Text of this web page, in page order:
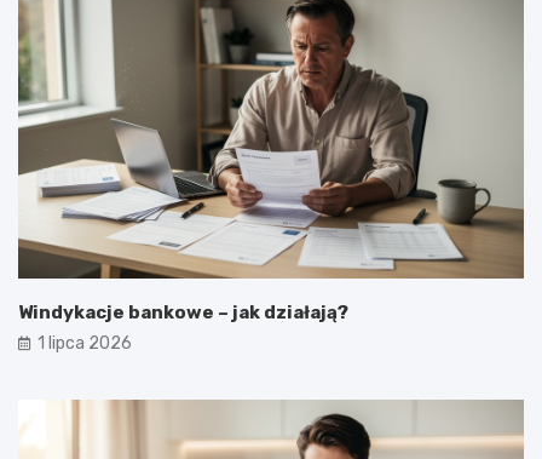
Windykacje bankowe – jak działają?
1 lipca 2026